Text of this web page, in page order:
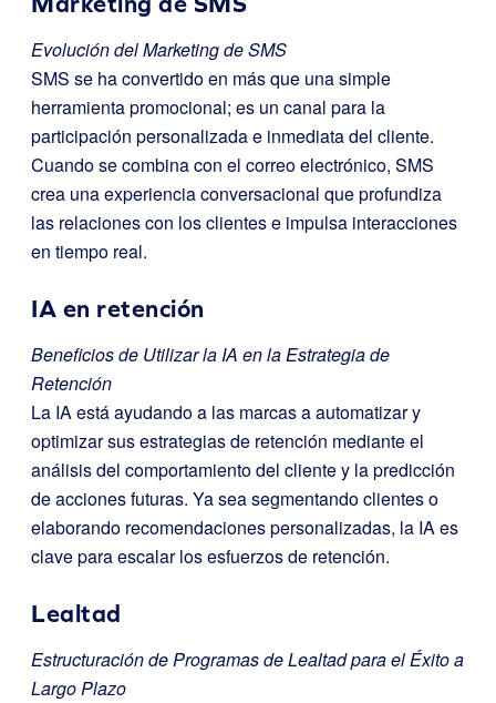
Evolución del Marketing de SMS
SMS se ha convertido en más que una simple
herramienta promocional; es un canal para la
participación personalizada e inmediata del cliente.
Cuando se combina con el correo electrónico, SMS
crea una experiencia conversacional que profundiza
las relaciones con los clientes e impulsa interacciones
en tiempo real.
IA en retención
Beneficios de Utilizar la IA en la Estrategia de
Retención
La IA está ayudando a las marcas a automatizar y
optimizar sus estrategias de retención mediante el
análisis del comportamiento del cliente y la predicción
de acciones futuras. Ya sea segmentando clientes o
elaborando recomendaciones personalizadas, la IA es
clave para escalar los esfuerzos de retención.
Lealtad
Estructuración de Programas de Lealtad para el Éxito a
Largo Plazo